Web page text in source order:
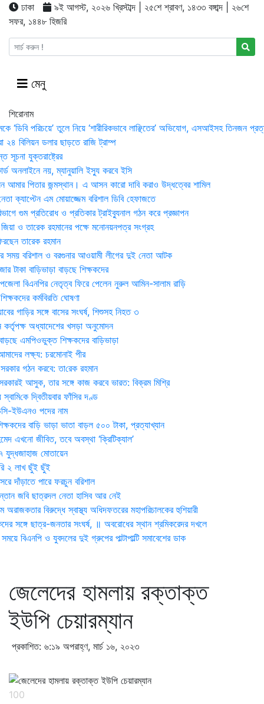
ঢাকা
৯ই আগস্ট, ২০২৬ খ্রিস্টাব্দ | ২৫শে শ্রাবণ, ১৪৩৩ বঙ্গাব্দ | ২৬শে
সফর, ১৪৪৮ হিজরি
মেনু
শিরোনাম
‘ডিবি পরিচয়ে’ তুলে নিয়ে ‘শারীরিকভাবে লাঞ্ছিতের’ অভিযোগ, এসআইসহ তিনজন
২৪ বিলিয়ন ডলার ছাড়তে রাজি ট্রাম্প
সূচনা যুক্তরাষ্ট্রের
অনলাইনে নয়, ম্যানুয়ালি ইস্যু করবে ইসি
পিতার জন্মস্থান। এ আসন কারো দাবি করাও উদ্ধত্বের শামিল
ক্যাপ্টেন এম মোয়াজ্জেম বরিশাল ডিবি হেফাজতে
গুম প্রতিরোধ ও প্রতিকার ট্রাইব্যুনাল গঠন করে প্রজ্ঞাপন
ও তারেক রহমানের পক্ষে মনোনয়নপত্র সংগ্রহ
তারেক রহমান
সময় ব‌রিশাল ও বরগুনার আওয়ামী লীগের দুই নেতা আটক
টাকা বাড়িভাড়া বাড়ছে শিক্ষকদের
বিএনপির নেতৃত্ব ফিরে পেলেন নুরুল আমিন-সালাম রাড়ি
কর্মবিরতি ঘোষণা
গাড়ির সঙ্গে বাসের সংঘর্ষ, শিশুসহ নিহত ৩
কর্তৃপক্ষ অধ্যাদেশের খসড়া অনুমোদন
এমপিওভুক্ত শিক্ষকদের বাড়িভাড়া
লক্ষ্য: চরমোনাই পীর
গঠন করবে: তা‌রেক রহমান
আসুক, তার সঙ্গে কাজ করবে ভারত: বিক্রম মিশ্রি
দ্বিতীয়বার ফাঁসির দণ্ড
ইউএনও পদের নাম
বাড়ি ভাড়া ভাতা বাড়ল ৫০০ টাকা, প্রত্যাখ্যান
এখনো জীবিত, তবে অবস্থা ‘ক্রিটিক্যাল’
যুদ্ধজাহাজ মোতায়েন
২ লাখ ছুঁই ছুঁই
দাঁড়াতে পারে ফরচুন বরিশাল
জবি ছাত্রদল নেতা হাসিব আর নেই
অরাজকতার বিরুদ্ধে স্বাস্থ্য অধিদফতরের মহাপরিচালকের হুশিয়ারী
সঙ্গে ছাত্র-জনতার সংঘর্ষ, ॥ অবরোধের স্থান শ্রমিকরেদর দখলে
বিএনপি ও যুবদলের দুই গ্রুপের পাল্টাপাল্টি সমাবেশের ডাক
জেলেদের হামলায় রক্তাক্ত
ইউপি চেয়ারম্যান
প্রকাশিত: ৬:১৯ অপরাহ্ণ, মার্চ ১৬, ২০২৩
100